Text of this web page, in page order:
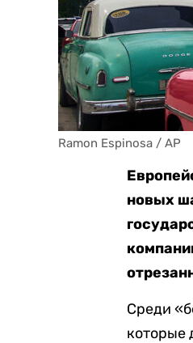
Ramon Espinosa / AP
новых
Среди
которые